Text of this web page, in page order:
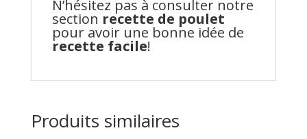
N’hésitez pas à consulter notre
section recette de poulet
pour avoir une bonne idée de
recette facile!
Produits similaires